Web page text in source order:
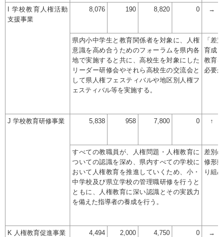
I 学校教育人権活動
支援事業
8,076 190 8,820 0 →
県内小中学生と教育関係者を対象に、人権
意識を高め合うためのフォーラムを県内各
地で実施すると共に、高校生を対象にした
リーダー研修会やそれら高校生の交流会と
して県人権フェスティバルや地区別人権フ
ェスティバル等を実施する。
「差
育成
教育
必要
J 学校教育研修事業 5,838 958 7,800 0 ↑
すべての教職員が、人権問題・人権教育に
ついての認識を深め、県内すべての学校に
おいて人権教育を推進していくため、小・
中学校及び県立学校の管理職研修を行うと
ともに、人権教育に深い認識とその実践力
を備えた指導者の養成を行う。
差別
修形
り組
K 人権教育促進事業 4,494 2,000 4,750 0 →